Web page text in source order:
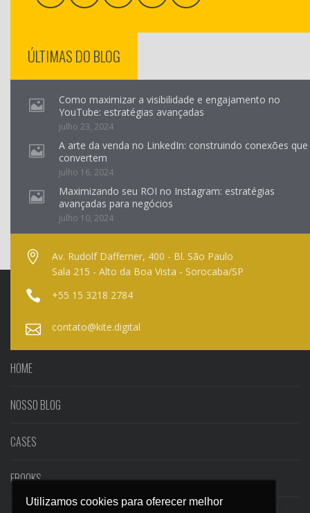
Utilizamos cookies para oferecer melhor
Utilizamos cookies para oferecer melhor
ÚLTIMAS DO BLOG
Como maximizar a visibilidade e engajamento no
YouTube: estratégias avançadas
julho 23, 2024
A arte da venda no LinkedIn: construindo conexões que
convertem
julho 16, 2024
Maximizando seu ROI no Instagram: estratégias
avançadas para negócios
julho 10, 2024
Av. Rudolf Dafferner, 400 - Bl. São Paulo
Sala 215 - Alto da Boa Vista - Sorocaba/SP
+55 15 3218 2784
contato@kite.digital
HOME
NOSSO BLOG
CASES
EBOOKS